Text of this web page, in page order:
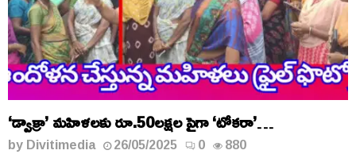
‘డ్వాక్రా’ మహిళలకు రూ.50లక్షల పైగా ‘టోకరా’…
byDivitimedia 26/05/2025 0 880